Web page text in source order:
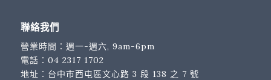
聯絡我們
營業時間： 週一-週六, 9am-6pm
電話： 04 2317 1702
地址： 台中市西屯區文心路 3 段 138 之 7 號